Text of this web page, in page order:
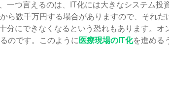
つ言えるのは、IT化には大きなシステム投
ら数千万円する場合がありますので、それだ
にできなくなるという恐れもあります。オ
のです。このように 医療現場のIT化を進める